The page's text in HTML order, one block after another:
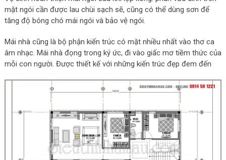
mặt ngói cần được lau chùi sạch sẽ, cũng có thể dùng sơn để
tăng độ bóng chó mái ngói và bảo vệ ngói.
Mái nhà cũng là bộ phận kiến trúc có mặt nhiều nhất vào thơ ca
âm nhạc. Mái nhà đọng trong ký ức, đi vào giấc mơ tiềm thức của
mỗi con người. Được thiết kế với những kiến trúc đẹp đem đến